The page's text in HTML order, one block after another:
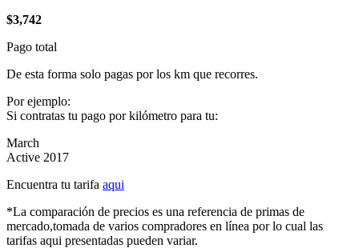
$3,742
Pago total
De esta forma solo pagas por los km que recorres.
Por ejemplo:
Si contratas tu pago por kilómetro para tu:
March
Active 2017
Encuentra tu tarifa aqui
*La comparación de precios es una referencia de primas de
mercado,tomada de varios compradores en línea por lo cual las
tarifas aqui presentadas pueden variar.